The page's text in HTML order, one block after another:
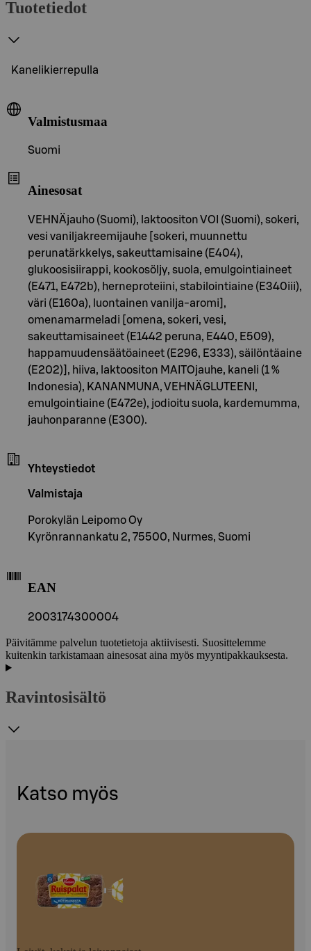
Tuotetiedot
Kanelikierrepulla
Valmistusmaa
Suomi
Ainesosat
VEHNÄjauho (Suomi), laktoositon VOI (Suomi), sokeri,
vesi vaniljakreemijauhe [sokeri, muunnettu
perunatärkkelys, sakeuttamisaine (E404),
glukoosisiirappi, kookosöljy, suola, emulgointiaineet
(E471, E472b), herneproteiini, stabilointiaine (E340iii),
väri (E160a), luontainen vanilja-aromi],
omenamarmeladi [omena, sokeri, vesi,
sakeuttamisaineet (E1442 peruna, E440, E509),
happamuudensäätöaineet (E296, E333), säilöntäaine
(E202)], hiiva, laktoositon MAITOjauhe, kaneli (1 %
Indonesia), KANANMUNA, VEHNÄGLUTEENI,
emulgointiaine (E472e), jodioitu suola, kardemumma,
jauhonparanne (E300).
Yhteystiedot
Valmistaja
Porokylän Leipomo Oy
Kyrönrannankatu 2, 75500, Nurmes, Suomi
EAN
2003174300004
Päivitämme palvelun tuotetietoja aktiivisesti. Suosittelemme
kuitenkin tarkistamaan ainesosat aina myös myyntipakkauksesta.
Ravintosisältö
Katso myös